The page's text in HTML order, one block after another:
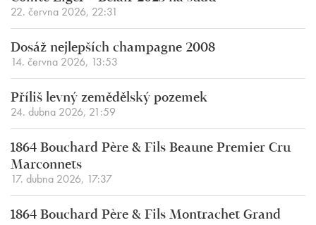
22. června 2026, 22:31
Dosáž nejlepších champagne 2008
14. června 2026, 13:53
Příliš levný zemědělský pozemek
24. dubna 2026, 21:59
1864 Bouchard Père & Fils Beaune Premier Cru
Marconnets
17. dubna 2026, 17:37
1864 Bouchard Père & Fils Montrachet Grand